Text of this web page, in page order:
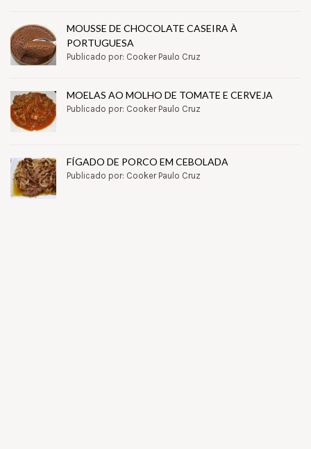
MOUSSE DE CHOCOLATE CASEIRA À
PORTUGUESA
Publicado por: Cooker Paulo Cruz
MOELAS AO MOLHO DE TOMATE E CERVEJA
Publicado por: Cooker Paulo Cruz
FÍGADO DE PORCO EM CEBOLADA
Publicado por: Cooker Paulo Cruz